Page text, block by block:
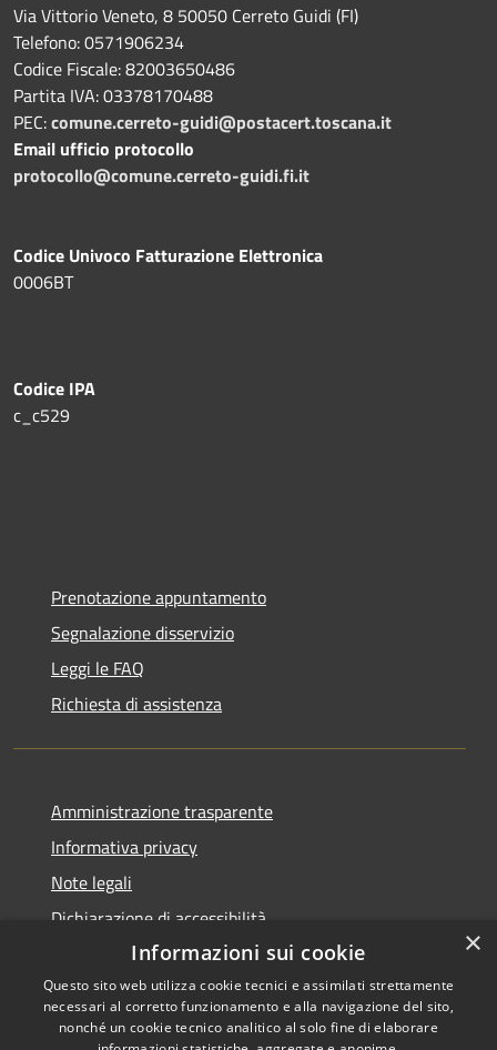
Via Vittorio Veneto, 8 50050 Cerreto Guidi (FI)
Telefono: 0571906234
Codice Fiscale: 82003650486
Partita IVA: 03378170488
PEC:comune.cerreto-guidi@postacert.toscana.it
Email ufficio protocollo
protocollo@comune.cerreto-guidi.fi.it
Codice Univoco Fatturazione Elettronica
0006BT
Codice IPA
c_c529
Prenotazione appuntamento
Segnalazione disservizio
Leggi le FAQ
Richiesta di assistenza
Amministrazione trasparente
Informativa privacy
Note legali
Dichiarazione di accessibilità
Copyright © 2026 • Comune di
×
Informazioni sui cookie
Questo sito web utilizza cookie tecnici e assimilati strettamente
necessari al corretto funzionamento e alla navigazione del sito,
nonché un cookie tecnico analitico al solo fine di elaborare